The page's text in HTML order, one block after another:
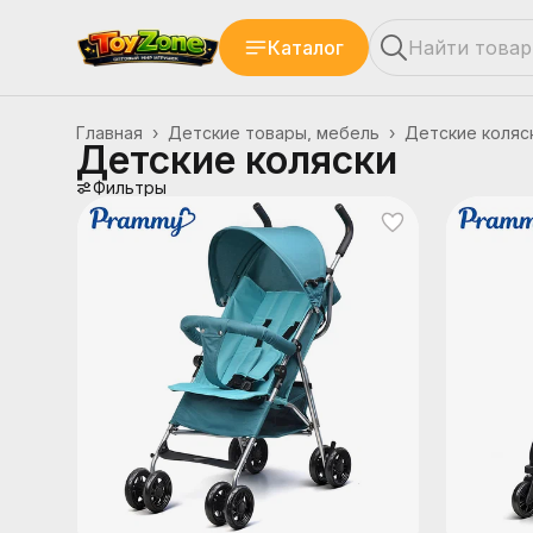
Каталог
Детские
Детские товары, мебель ›
Главная ›
Детские коляски
Фильтры